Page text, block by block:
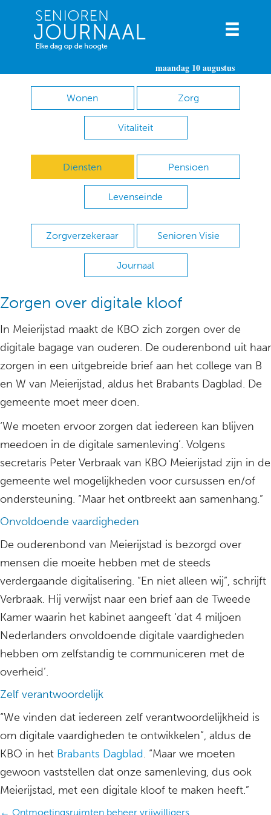
maandag 10 augustus
Wonen Zorg
Vitaliteit
Diensten Pensioen
Levenseinde
Zorgverzekeraar Senioren Visie
Journaal
Zorgen over digitale kloof
In Meierijstad maakt de KBO zich zorgen over de
digitale bagage van ouderen. De ouderenbond uit haar
zorgen in een uitgebreide brief aan het college van B
en W van Meierijstad, aldus het Brabants Dagblad. De
gemeente moet meer doen.
‘We moeten ervoor zorgen dat iedereen kan blijven
meedoen in de digitale samenleving’. Volgens
secretaris Peter Verbraak van KBO Meierijstad zijn in de
gemeente wel mogelijkheden voor cursussen en/of
ondersteuning. “Maar het ontbreekt aan samenhang.”
Onvoldoende vaardigheden
De ouderenbond van Meierijstad is bezorgd over
mensen die moeite hebben met de steeds
verdergaande digitalisering. “En niet alleen wij”, schrijft
Verbraak. Hij verwijst naar een brief aan de Tweede
Kamer waarin het kabinet aangeeft ‘dat 4 miljoen
Nederlanders onvoldoende digitale vaardigheden
hebben om zelfstandig te communiceren met de
overheid’.
Zelf verantwoordelijk
“We vinden dat iedereen zelf verantwoordelijkheid is
om digitale vaardigheden te ontwikkelen”, aldus de
KBO in het Brabants Dagblad. “Maar we moeten
gewoon vaststellen dat onze samenleving, dus ook
Meierijstad, met een digitale kloof te maken heeft.”
← Ontmoetingsruimten beheer vrijwilligers